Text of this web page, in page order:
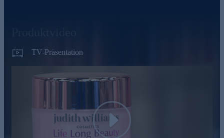
TV-Präsentation
Play